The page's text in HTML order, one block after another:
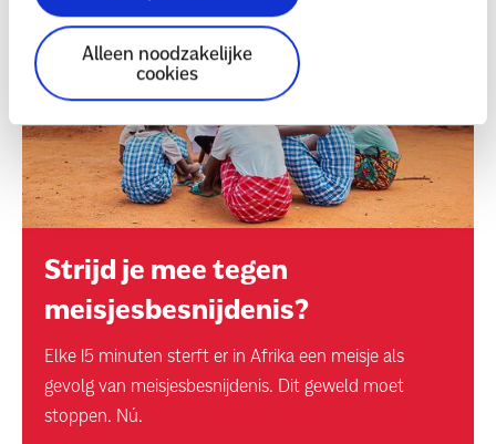
Alleen noodzakelijke
cookies
Strijd je mee tegen
meisjesbesnijdenis?
Elke 15 minuten sterft er in Afrika een meisje als
gevolg van meisjesbesnijdenis. Dit geweld moet
stoppen. Nú.